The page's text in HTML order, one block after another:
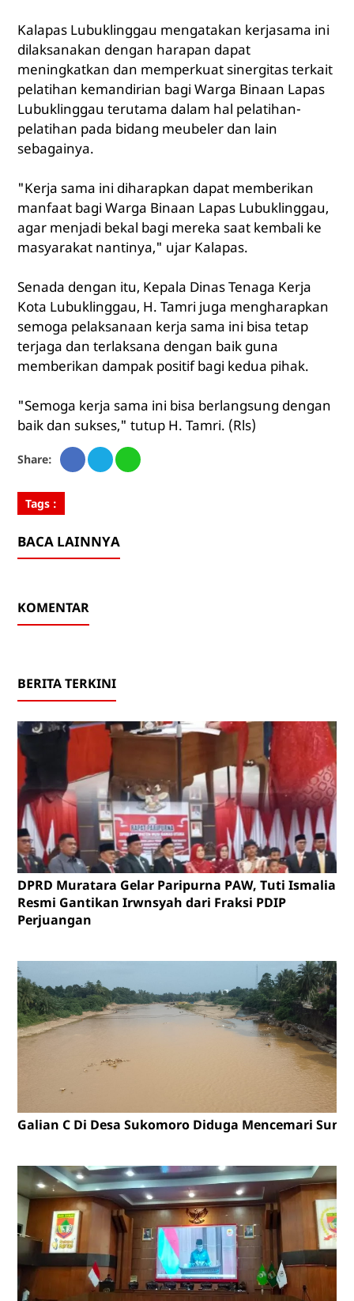
Kalapas Lubuklinggau mengatakan kerjasama ini
dilaksanakan dengan harapan dapat
meningkatkan dan memperkuat sinergitas terkait
pelatihan kemandirian bagi Warga Binaan Lapas
Lubuklinggau terutama dalam hal pelatihan-
pelatihan pada bidang meubeler dan lain
sebagainya.
"Kerja sama ini diharapkan dapat memberikan
manfaat bagi Warga Binaan Lapas Lubuklinggau,
agar menjadi bekal bagi mereka saat kembali ke
masyarakat nantinya," ujar Kalapas.
Senada dengan itu, Kepala Dinas Tenaga Kerja
Kota Lubuklinggau, H. Tamri juga mengharapkan
semoga pelaksanaan kerja sama ini bisa tetap
terjaga dan terlaksana dengan baik guna
memberikan dampak positif bagi kedua pihak.
"Semoga kerja sama ini bisa berlangsung dengan
baik dan sukses," tutup H. Tamri. (Rls)
Share:
Tags :
BACA LAINNYA
KOMENTAR
BERITA TERKINI
DPRD Muratara Gelar Paripurna PAW, Tuti Ismalia
Resmi Gantikan Irwnsyah dari Fraksi PDIP
Perjuangan
Galian C Di Desa Sukomoro Diduga Mencemari